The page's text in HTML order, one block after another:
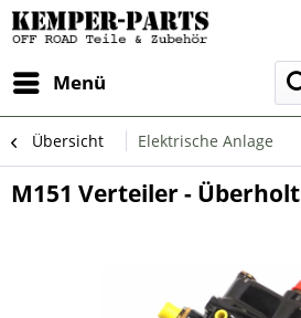
Menü
Übersicht Elektrische Anlage
M151 Verteiler - Überholt